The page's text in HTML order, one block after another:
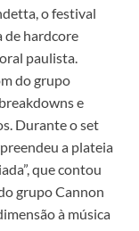
o festival
de hardcore
paulista.
do grupo
e
Durante o set
a plateia
que contou
grupo Cannon
à música